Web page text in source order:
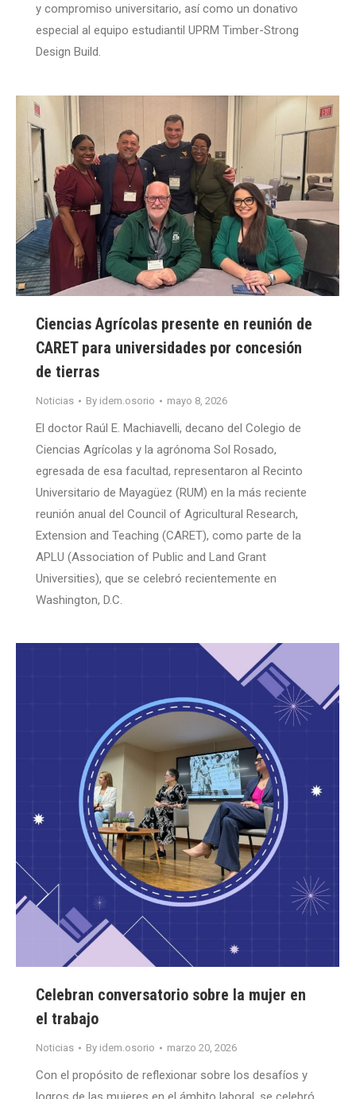
y compromiso universitario, así como un donativo
especial al equipo estudiantil UPRM Timber-Strong
Design Build.
Ciencias Agrícolas presente en reunión de
CARET para universidades por concesión
de tierras
Noticias By idem.osorio mayo 8, 2026
El doctor Raúl E. Machiavelli, decano del Colegio de
Ciencias Agrícolas y la agrónoma Sol Rosado,
egresada de esa facultad, representaron al Recinto
Universitario de Mayagüez (RUM) en la más reciente
reunión anual del Council of Agricultural Research,
Extension and Teaching (CARET), como parte de la
APLU (Association of Public and Land Grant
Universities), que se celebró recientemente en
Washington, D.C.
Celebran conversatorio sobre la mujer en
el trabajo
Noticias By idem.osorio marzo 20, 2026
Con el propósito de reflexionar sobre los desafíos y